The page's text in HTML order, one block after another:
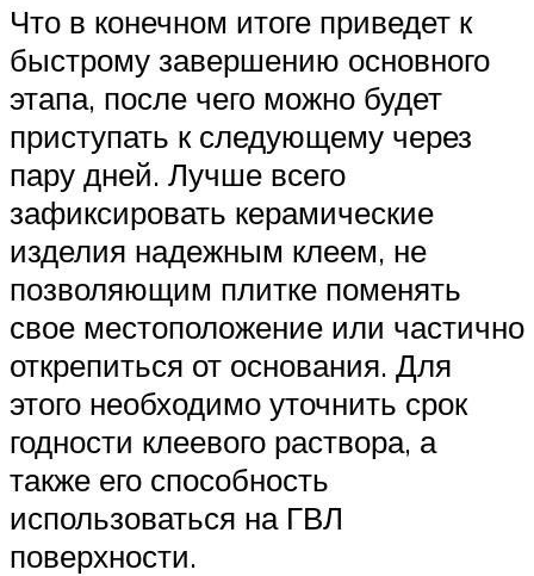
Что в конечном итоге приведет к
быстрому завершению основного
этапа, после чего можно будет
приступать к следующему через
пару дней. Лучше всего
зафиксировать керамические
изделия надежным клеем, не
позволяющим плитке поменять
свое местоположение или частично
открепиться от основания. Для
этого необходимо уточнить срок
годности клеевого раствора, а
также его способность
использоваться на ГВЛ
поверхности.